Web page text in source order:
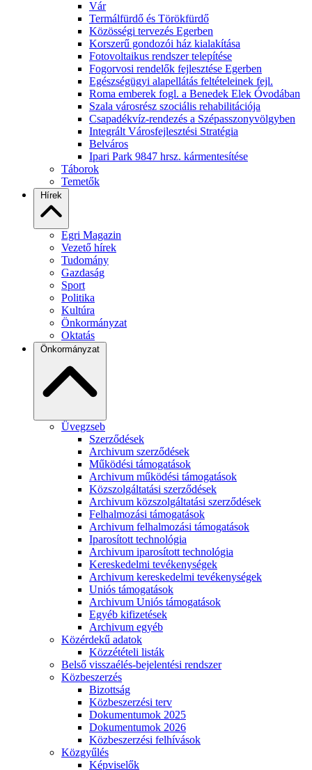
Vár
Termálfürdő és Törökfürdő
Közösségi tervezés Egerben
Korszerű gondozói ház kialakítása
Fotovoltaikus rendszer telepítése
Fogorvosi rendelők fejlesztése Egerben
Egészségügyi alapellátás feltételeinek fejl.
Roma emberek fogl. a Benedek Elek Óvodában
Szala városrész szociális rehabilitációja
Csapadékvíz-rendezés a Szépasszonyvölgyben
Integrált Városfejlesztési Stratégia
Belváros
Ipari Park 9847 hrsz. kármentesítése
Táborok
Temetők
Hírek
Egri Magazin
Vezető hírek
Tudomány
Gazdaság
Sport
Politika
Kultúra
Önkormányzat
Oktatás
Önkormányzat
Üvegzseb
Szerződések
Archivum szerződések
Működési támogatások
Archivum működési támogatások
Közszolgáltatási szerződések
Archivum közszolgáltatási szerződések
Felhalmozási támogatások
Archivum felhalmozási támogatások
Iparosított technológia
Archivum iparosított technológia
Kereskedelmi tevékenységek
Archivum kereskedelmi tevékenységek
Uniós támogatások
Archivum Uniós támogatások
Egyéb kifizetések
Archivum egyéb
Közérdekű adatok
Közzétételi listák
Belső visszaélés-bejelentési rendszer
Közbeszerzés
Bizottság
Közbeszerzési terv
Dokumentumok 2025
Dokumentumok 2026
Közbeszerzési felhívások
Közgyűlés
Képviselők